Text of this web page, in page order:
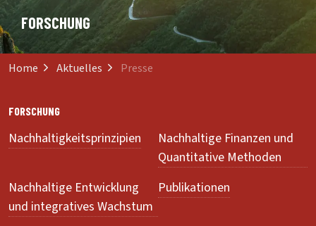
FORSCHUNG
Home Aktuelles Presse
FORSCHUNG
Nachhaltigkeitsprinzipien
Nachhaltige Finanzen und
Quantitative Methoden
Nachhaltige Entwicklung
und integratives Wachstum
Publikationen